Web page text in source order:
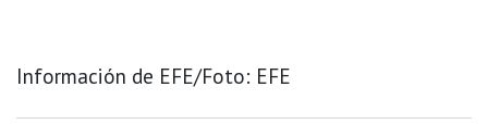
Información de EFE/Foto: EFE